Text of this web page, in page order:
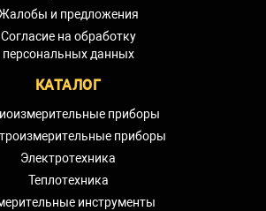
и предложения
Согласие на обработку
персональных данных
КАТАЛОГ
приборы
приборы
Электротехника
Теплотехника
инструменты